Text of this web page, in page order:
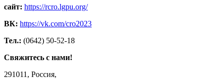
сайт: https://rcro.lgpu.org/
ВК: https://vk.com/cro2023
Тел.: (0642) 50-52-18
Свяжитесь с нами!
291011, Россия,